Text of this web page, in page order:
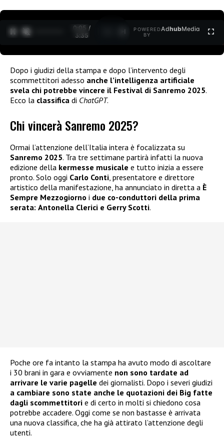
0:06 /
3:35
POWERED
BY
AdhubMedia
Dopo i giudizi della stampa e dopo l’intervento degli
scommettitori adesso anche l’intelligenza artificiale
svela chi potrebbe vincere il Festival di Sanremo 2025.
Ecco la classifica di ChatGPT.
Chi vincerà Sanremo 2025?
Ormai l’attenzione dell’Italia intera è focalizzata su
Sanremo 2025. Tra tre settimane partirà infatti la nuova
edizione della kermesse musicale e tutto inizia a essere
pronto. Solo oggi Carlo Conti, presentatore e direttore
artistico della manifestazione, ha annunciato in diretta a È
Sempre Mezzogiorno i due co-conduttori della prima
serata: Antonella Clerici e Gerry Scotti.
Poche ore fa intanto la stampa ha avuto modo di ascoltare
i 30 brani in gara e ovviamente non sono tardate ad
arrivare le varie pagelle dei giornalisti. Dopo i severi giudizi
a cambiare sono state anche le quotazioni dei Big fatte
dagli scommettitori e di certo in molti si chiedono cosa
potrebbe accadere. Oggi come se non bastasse è arrivata
una nuova classifica, che ha già attirato l’attenzione degli
utenti.